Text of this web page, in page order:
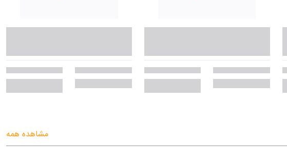
مشاهده همه